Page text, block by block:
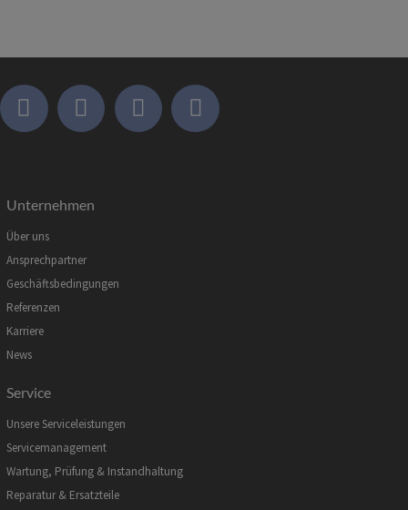
Unternehmen
Über uns
Ansprechpartner
Geschäftsbedingungen
Referenzen
Karriere
News
Service
Unsere Serviceleistungen
Servicemanagement
Wartung, Prüfung & Instandhaltung
Reparatur & Ersatzteile